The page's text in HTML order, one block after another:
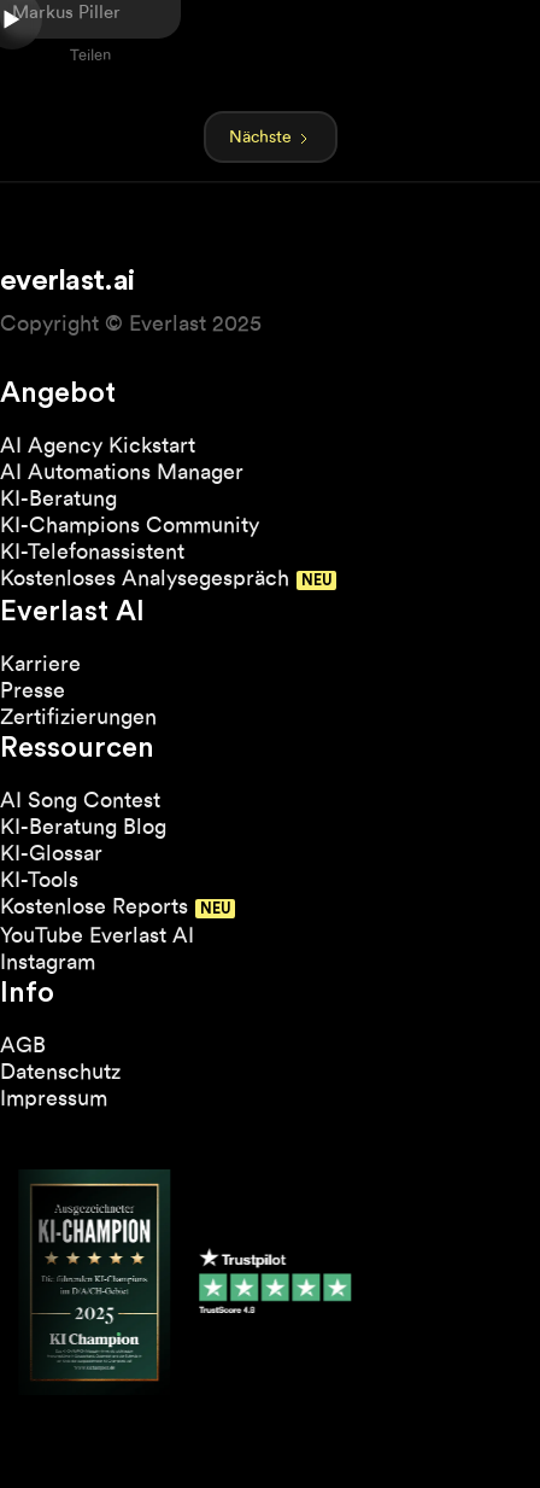
Markus Piller
Teilen
Nächste
everlast.ai
Copyright © Everlast 2025
Angebot
AI Agency Kickstart
AI Automations Manager
KI-Beratung
KI-Champions Community
KI-Telefonassistent
Kostenloses Analysegespräch
Everlast AI
Karriere
Presse
Zertifizierungen
Ressourcen
AI Song Contest
KI-Beratung Blog
KI-Glossar
KI-Tools
Kostenlose Reports
YouTube Everlast AI
Instagram
Info
AGB
Datenschutz
Impressum